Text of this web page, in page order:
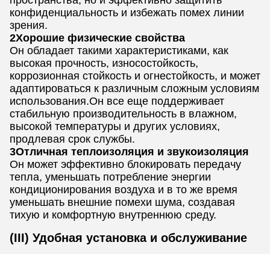
конфиденциальность и избежать помех линии
зрения.
2Хорошие физические свойства
Он обладает такими характеристиками, как
высокая прочность, износостойкость,
коррозионная стойкость и огнестойкость, и может
адаптироваться к различным сложным условиям
использования.Он все еще поддерживает
стабильную производительность в влажном,
высокой температуры и других условиях,
продлевая срок службы.
3Отличная теплоизоляция и звукоизоляция
Он может эффективно блокировать передачу
тепла, уменьшать потребление энергии
кондиционирования воздуха и в то же время
уменьшать внешние помехи шума, создавая
тихую и комфортную внутреннюю среду.
(III) Удобная установка и обслуживание